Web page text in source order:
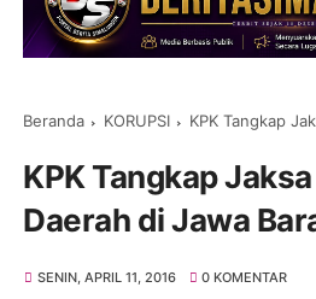
Beranda KORUPSI KPK Tangkap Jaksa
KPK Tangkap
Daerah di Jawa
SENIN, APRIL 11, 2016 0 KOMENTAR